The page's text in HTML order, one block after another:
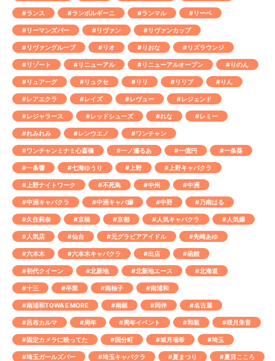
#ランス #ランボルギーニ #ランマル #リーベ
#リーマンズバー #リヴァン #リヴァンカップ
#リヴァングループ #リオ #りおな #リズラウンジ
#リゾート #リニューアル #リニューアルオープン #りのん
#リュアーグ #リュクセ #リリ #リリブ #りん
#レアエクラ #レイズ #レヴュー #レジェンド
#レジャラース #レッドシューズ #れな #レミー
#れみれみ #レンウエノ #ワンチャン
#ワンチャンミナミ心斎橋 #一ノ瀬るあ #一億円 #一条葵
#一条響 #七海ゆうり #上野 #上野キャバクラ
#上野ナイトワーク #不死鳥 #中州 #中洲
#中洲キャバクラ #中洲キャバ嬢 #中野 #乃南はる
#久住莉奈 #京橋 #京都 #人気キャバクラ #人気嬢
#人気店 #仙台 #元グラビアアイドル #先崎あゆ
#六本木 #六本木キャバクラ #出店 #函館
#初代クイーン #北新地 #北新地エース #北海道
#十三 #卒業 #南柚子 #南浦和
#南浦和TOWA E MORE #南銀 #同伴 #名古屋
#呂布カルマ #周年 #周年イベント #和装 #咲月朱音
#固定カメラに映ってた #国分町 #城月瑞希 #埼玉
#埼玉ガールズバー #埼玉キャバクラ #夏まつり #夏目こころ